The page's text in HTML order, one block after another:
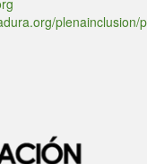
plenainclusion/